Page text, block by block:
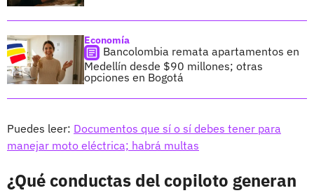
Economía
Bancolombia remata apartamentos en
Medellín desde $90 millones; otras
opciones en Bogotá
Puedes leer: Documentos que sí o sí debes tener para
manejar moto eléctrica; habrá multas
¿Qué conductas del copiloto generan